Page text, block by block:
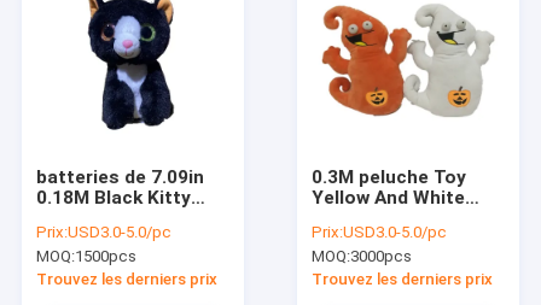
batteries de 7.09in
0.18M Black Kitty
Animal 3A
Prix:USD3.0-5.0/pc
MOQ:1500pcs
Trouvez les derniers prix
0.3M peluche Toy
Yellow And White
de mémoire de Ghost
de 11,81 pouces
Prix:USD3.0-5.0/pc
MOQ:3000pcs
Trouvez les derniers prix